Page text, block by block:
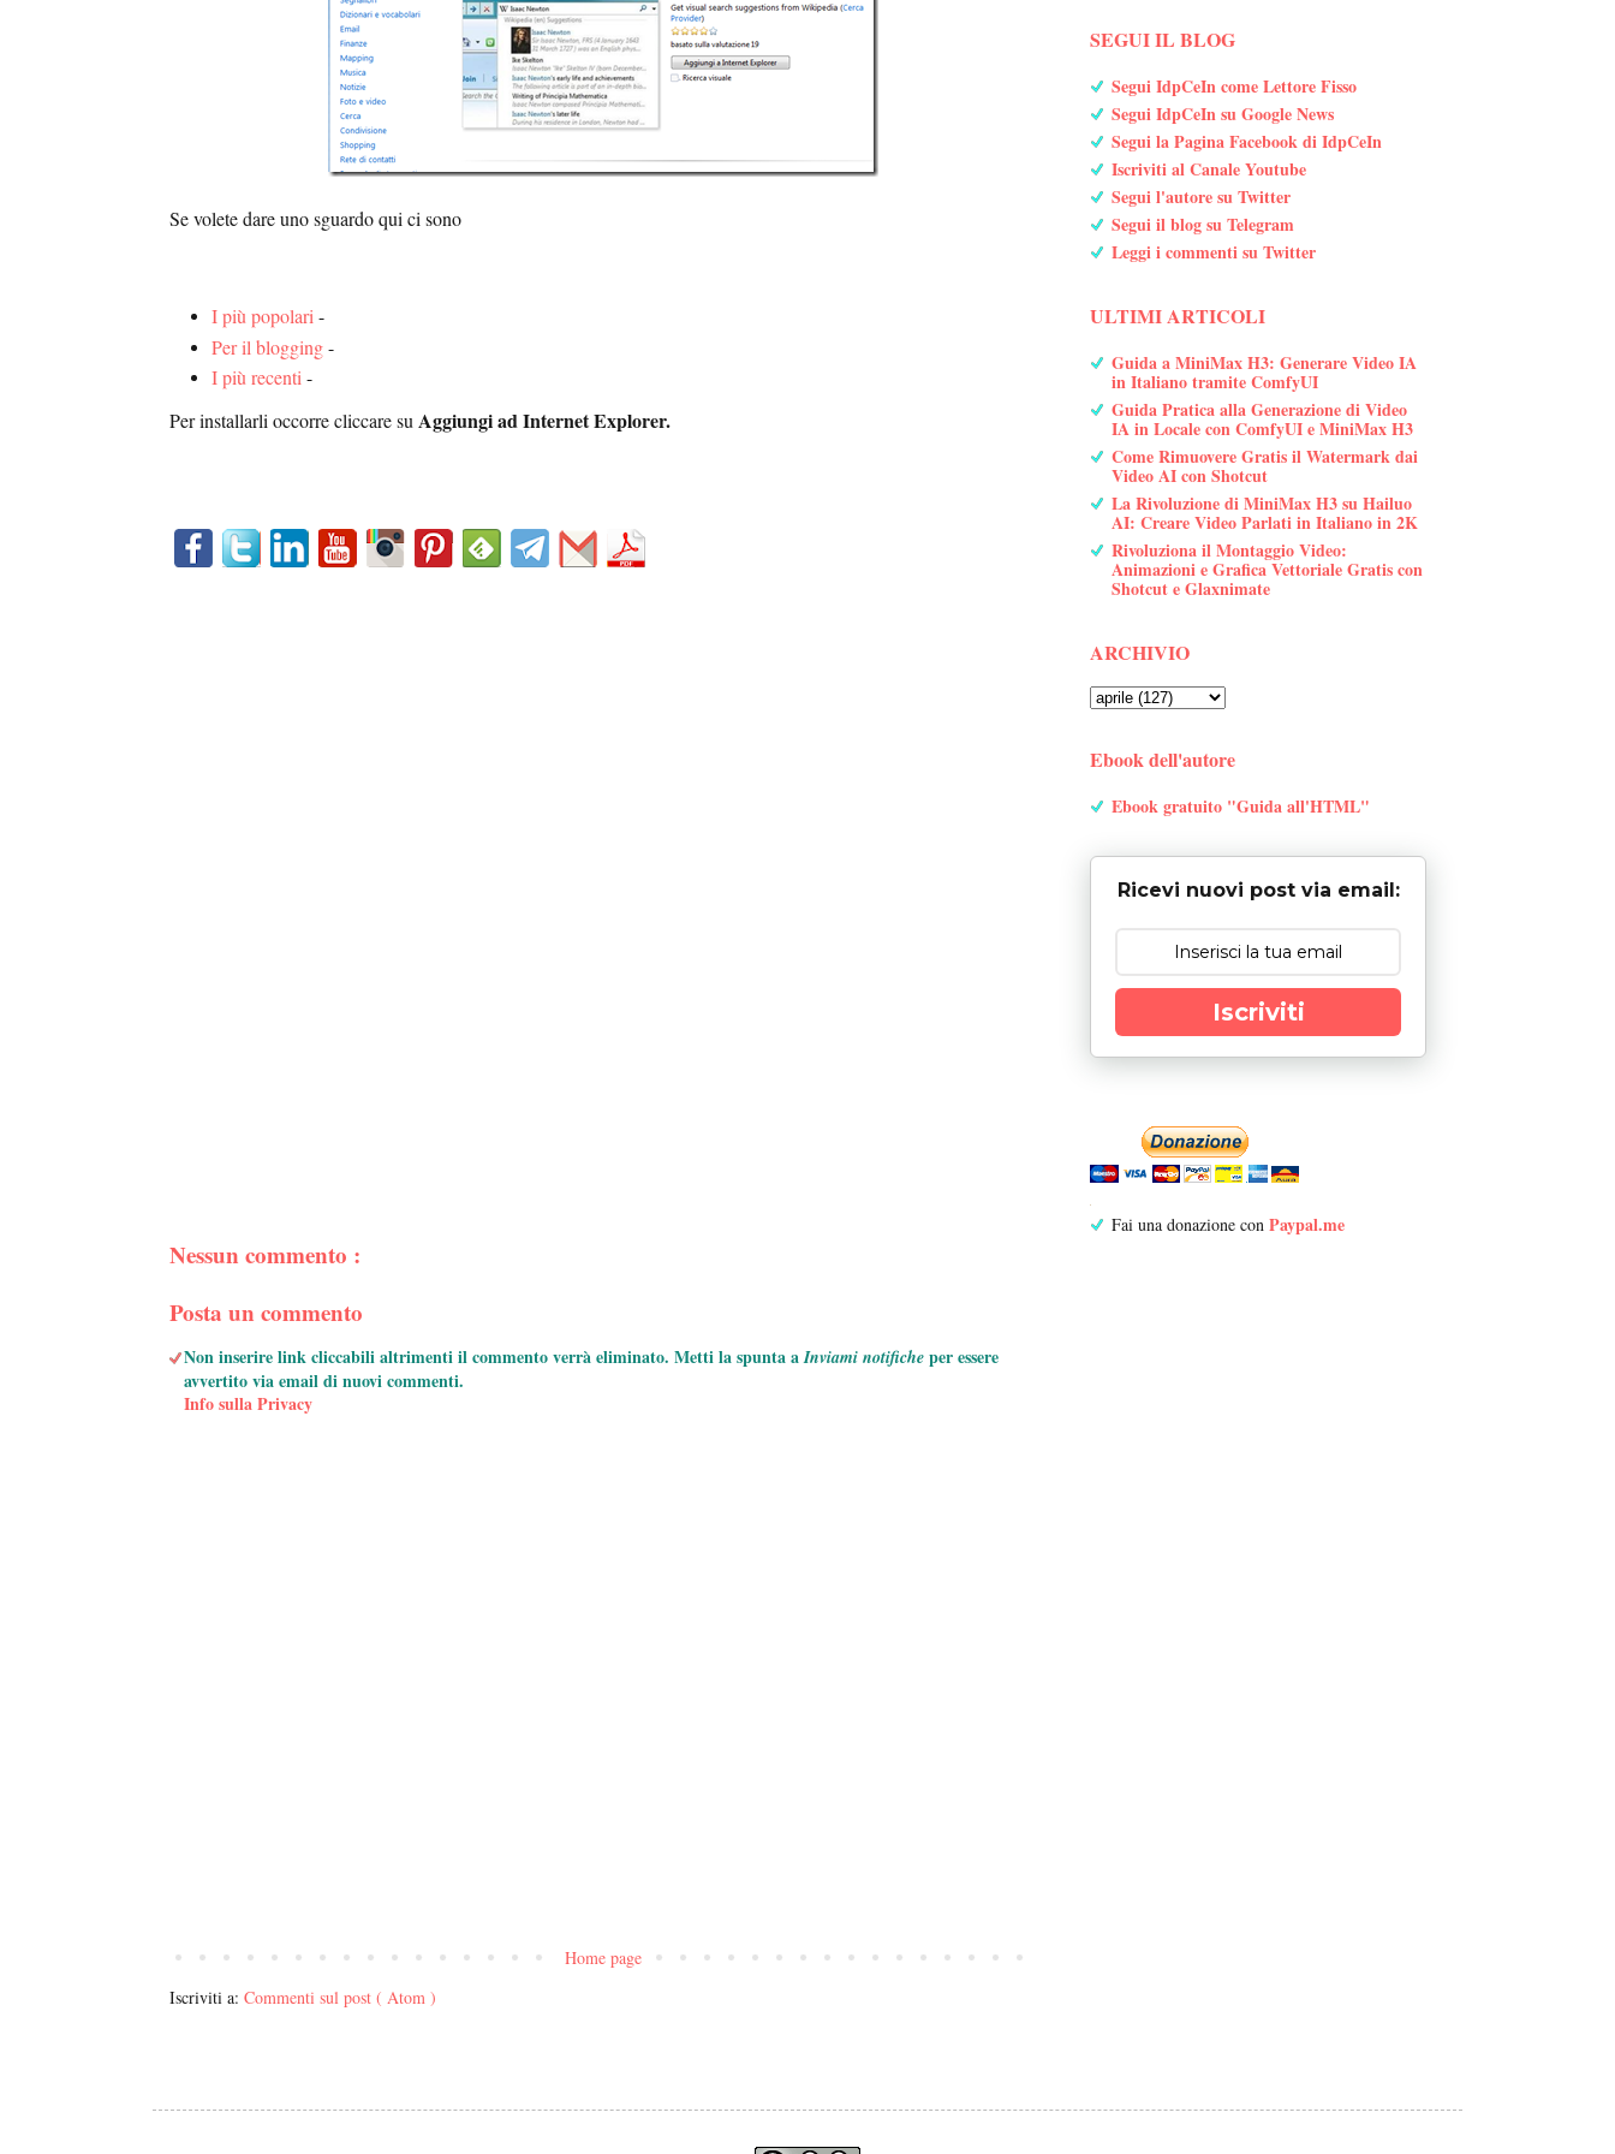
Se volete dare uno sguardo qui ci sono
I più popolari -
Per il blogging-
I più recenti -
Per installarli occorre cliccare su Aggiungi ad Internet Explorer.
Nessun commento :
Posta un commento
Non inserire link cliccabili altrimenti il commento verrà eliminato. Metti la spunta aInviami notifiche per essere
avvertito via email di nuovi commenti.
Info sulla Privacy
Home page
Iscriviti a: Commenti sul post ( Atom )
SEGUI IL BLOG
Segui IdpCeIn come Lettore Fisso
Segui IdpCeIn su Google News
Segui la Pagina Facebook di IdpCeIn
Iscriviti al Canale Youtube
Segui l'autore su Twitter
Segui il blog su Telegram
Leggi i commenti su Twitter
ULTIMI ARTICOLI
Guida a MiniMax H3: Generare Video IA
in Italiano tramite ComfyUI
Guida Pratica alla Generazione di Video
IA in Locale con ComfyUI e MiniMax H3
Come Rimuovere Gratis il Watermark dai
Video AI con Shotcut
La Rivoluzione di MiniMax H3 su Hailuo
AI: Creare Video Parlati in Italiano in 2K
Rivoluziona il Montaggio Video:
Animazioni e Grafica Vettoriale Gratis con
Shotcut e Glaxnimate
ARCHIVIO
Ebook dell'autore
Ebook gratuito "Guida all'HTML"
Ricevi nuovi post via email:
Iscriviti
Fai una donazione con Paypal.me